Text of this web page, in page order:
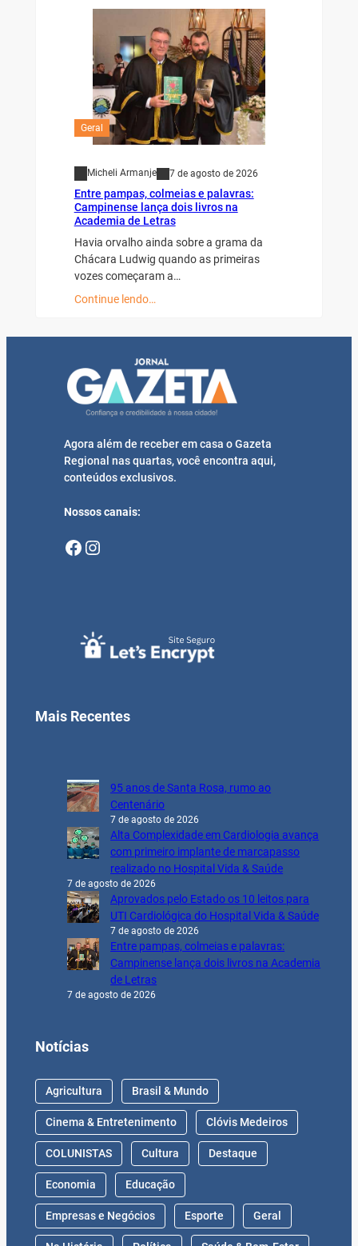
Geral
Micheli Armanje 7 de agosto de 2026
Entre pampas, colmeias e palavras:
Campinense lança dois livros na
Academia de Letras
Havia orvalho ainda sobre a grama da
Chácara Ludwig quando as primeiras
vozes começaram a…
Continue lendo…
Agora além de receber em casa o Gazeta
Regional nas quartas, você encontra aqui,
conteúdos exclusivos.
Nossos canais:
Facebook Instagram
Mais Recentes
95 anos de Santa Rosa, rumo ao
Centenário
7 de agosto de 2026
Alta Complexidade em Cardiologia avança
com primeiro implante de marcapasso
realizado no Hospital Vida & Saúde
7 de agosto de 2026
Aprovados pelo Estado os 10 leitos para
UTI Cardiológica do Hospital Vida & Saúde
7 de agosto de 2026
Entre pampas, colmeias e palavras:
Campinense lança dois livros na Academia
de Letras
7 de agosto de 2026
Notícias
Agricultura Brasil & Mundo
Cinema & Entretenimento Clóvis Medeiros
COLUNISTAS Cultura Destaque
Economia Educação
Empresas e Negócios Esporte Geral